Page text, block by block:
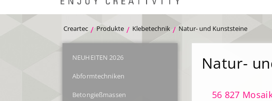
Creartec Produkte Klebetechnik Natur- und Kunststeine
NEUHEITEN 2026
Abformtechniken
Betongießmassen
Natur-
56 827